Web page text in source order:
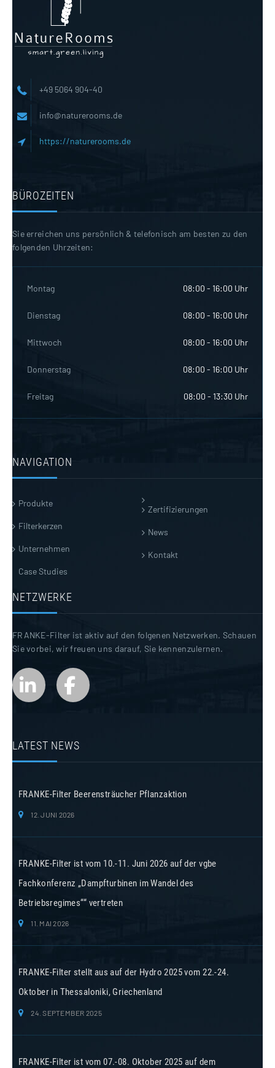
+49 5064 904-40
info@naturerooms.de
https://naturerooms.de
BÜROZEITEN
Sie erreichen uns persönlich & telefonisch am besten zu den
folgenden Uhrzeiten:
Montag 08:00 - 16:00 Uhr
Dienstag 08:00 - 16:00 Uhr
Mittwoch 08:00 - 16:00 Uhr
Donnerstag 08:00 - 16:00 Uhr
Freitag 08:00 - 13:30 Uhr
NAVIGATION
Produkte
Filterkerzen
Unternehmen
Case Studies
Zertifizierungen
News
Kontakt
NETZWERKE
FRANKE-Filter ist aktiv auf den folgenen Netzwerken. Schauen
Sie vorbei, wir freuen uns darauf, Sie kennenzulernen.
LATEST NEWS
FRANKE-Filter Beerensträucher Pflanzaktion
12. JUNI 2026
FRANKE-Filter ist vom 10.-11. Juni 2026 auf der vgbe
Fachkonferenz „Dampfturbinen im Wandel des
Betriebsregimes““ vertreten
11. MAI 2026
FRANKE-Filter stellt aus auf der Hydro 2025 vom 22.-24.
Oktober in Thessaloniki, Griechenland
24. SEPTEMBER 2025
FRANKE-Filter ist vom 07.-08. Oktober 2025 auf dem